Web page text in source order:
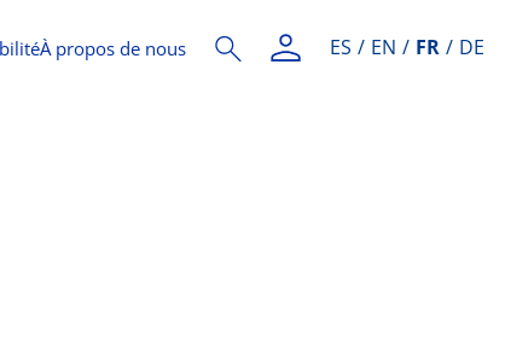
À propos de nous ES EN FR DE